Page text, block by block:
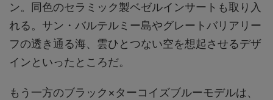
ン。同色のセラミック製ベゼルインサートも取り入
れる。サン・バルテルミー島やグレートバリアリー
フの透き通る海、雲ひとつない空を想起させるデザ
インといったところだ。
もう一方のブラック×ターコイズブルーモデルは、